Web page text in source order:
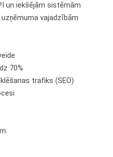
un iekšējām sistēmām
vajadzībām
70%
trafiks (SEO)